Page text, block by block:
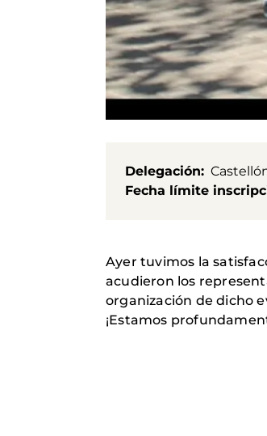
Delegación
Fecha límite
Ayer tuvimos la
acudieron los
organización de dicho
¡Estamos